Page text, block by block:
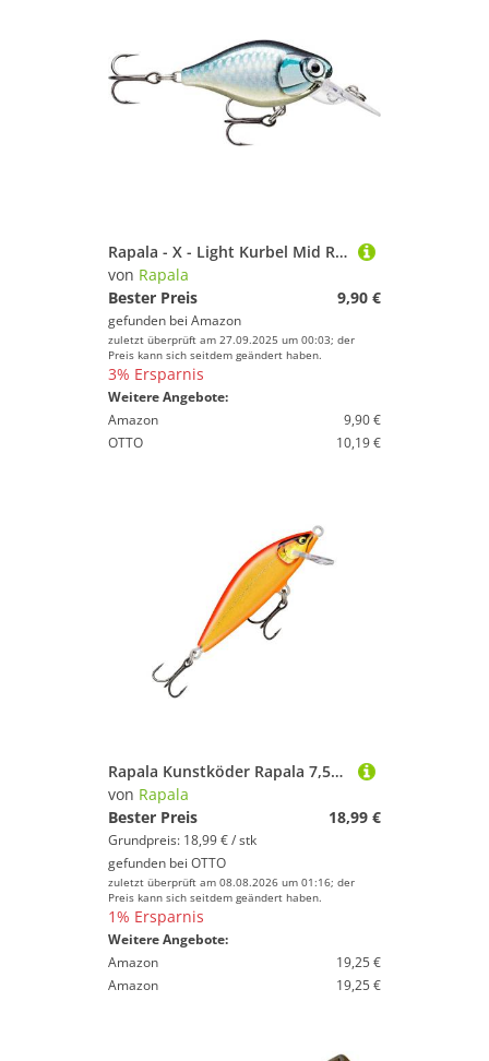
Rapala - X - Light Kurbel Mid Runner Plastikkurbelfischerei - Lockwasserflut - Start Deads 1,8 m - Größe 3,5 cm / 4g - Hergestellt in Estland - Baby Aspius
von Rapala
Bester Preis
9,90 €
gefunden bei Amazon
zuletzt überprüft am 27.09.2025 um 00:03; der
Preis kann sich seitdem geändert haben.
3% Ersparnis
Weitere Angebote:
Amazon
9,90 €
OTTO
10,19 €
Rapala Kunstköder Rapala 7,5cm 10g Countdown Elite - Wobbler
von Rapala
Bester Preis
18,99 €
Grundpreis: 18,99 € / stk
gefunden bei OTTO
zuletzt überprüft am 08.08.2026 um 01:16; der
Preis kann sich seitdem geändert haben.
1% Ersparnis
Weitere Angebote:
Amazon
19,25 €
Amazon
19,25 €